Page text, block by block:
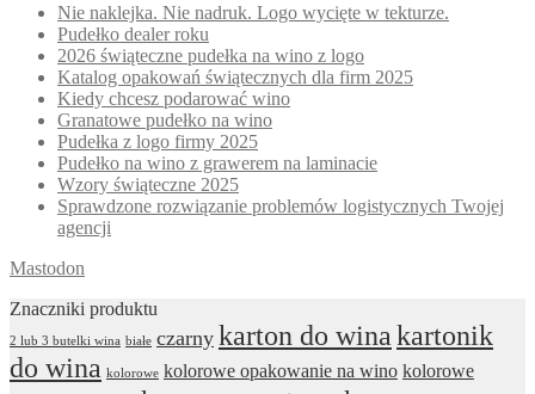
Nie naklejka. Nie nadruk. Logo wycięte w tekturze.
Pudełko dealer roku
2026 świąteczne pudełka na wino z logo
Katalog opakowań świątecznych dla firm 2025
Kiedy chcesz podarować wino
Granatowe pudełko na wino
Pudełka z logo firmy 2025
Pudełko na wino z grawerem na laminacie
Wzory świąteczne 2025
Sprawdzone rozwiązanie problemów logistycznych Twojej
agencji
Mastodon
Znaczniki produktu
2 lub 3 butelki wina białe czarny karton do wina kartonik
do wina kolorowe kolorowe opakowanie na wino kolorowe